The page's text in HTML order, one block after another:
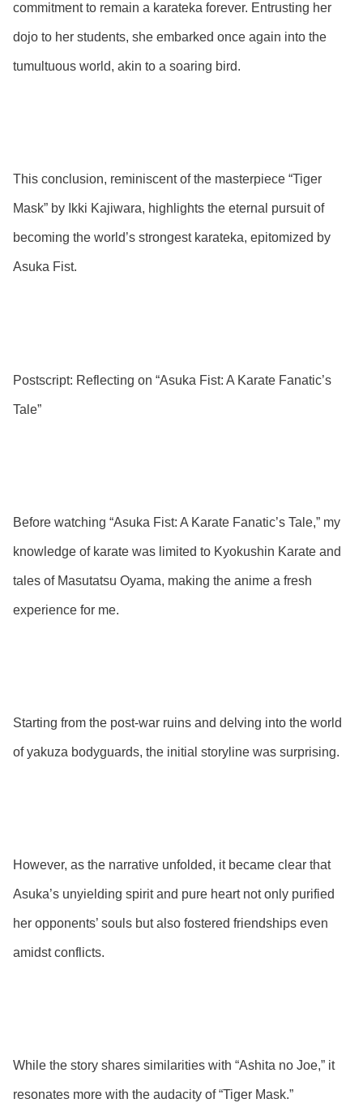
commitment to remain a karateka forever. Entrusting her
dojo to her students, she embarked once again into the
tumultuous world, akin to a soaring bird.
This conclusion, reminiscent of the masterpiece “Tiger
Mask” by Ikki Kajiwara, highlights the eternal pursuit of
becoming the world’s strongest karateka, epitomized by
Asuka Fist.
Postscript: Reflecting on “Asuka Fist: A Karate Fanatic’s
Tale”
Before watching “Asuka Fist: A Karate Fanatic’s Tale,” my
knowledge of karate was limited to Kyokushin Karate and
tales of Masutatsu Oyama, making the anime a fresh
experience for me.
Starting from the post-war ruins and delving into the world
of yakuza bodyguards, the initial storyline was surprising.
However, as the narrative unfolded, it became clear that
Asuka’s unyielding spirit and pure heart not only purified
her opponents’ souls but also fostered friendships even
amidst conflicts.
While the story shares similarities with “Ashita no Joe,” it
resonates more with the audacity of “Tiger Mask.”